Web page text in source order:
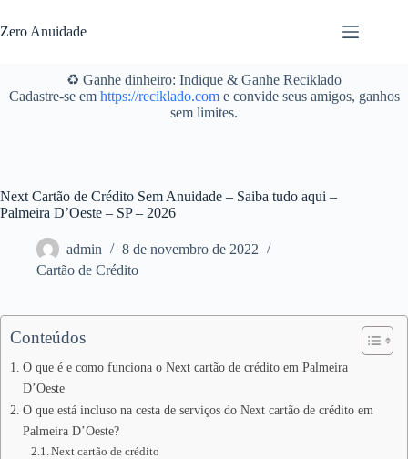
para
o
Zero Anuidade
♻️ Ganhe dinheiro: Indique & Ganhe Reciklado
Cadastre-se em https://reciklado.come convide seus amigos, ganhos
sem limites.
Next Cartão de Crédito Sem Anuidade – Saiba tudo aqui –
Palmeira D’Oeste – SP – 2026
admin
8 de novembro de 2022
Cartão de Crédito
Conteúdos
O que é e como funciona o Next cartão de crédito em Palmeira
D’Oeste
O que está incluso na cesta de serviços do Next cartão de crédito em
Palmeira D’Oeste?
Next cartão de crédito